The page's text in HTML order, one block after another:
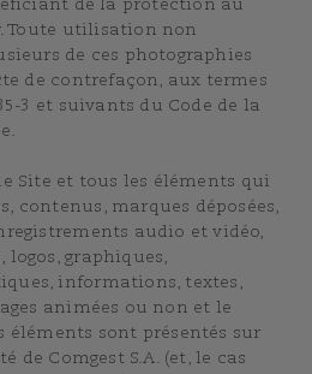
de la protection au
Toute utilisation non
de ces photographies
de contrefaçon, aux termes
3 et suivants du Code de la
Site et tous les éléments qui
contenus, marques déposées,
audio et vidéo,
logos, graphiques,
informations, textes,
animées ou non et le
éléments sont présentés sur
de Comgest S.A. (et, le cas